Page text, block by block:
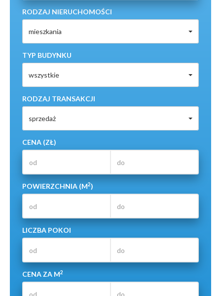
RODZAJ NIERUCHOMOŚCI
mieszkania
TYP BUDYNKU
wszystkie
RODZAJ TRANSAKCJI
sprzedaż
CENA (ZŁ)
POWIERZCHNIA (M2)
LICZBA POKOI
CENA ZA M2